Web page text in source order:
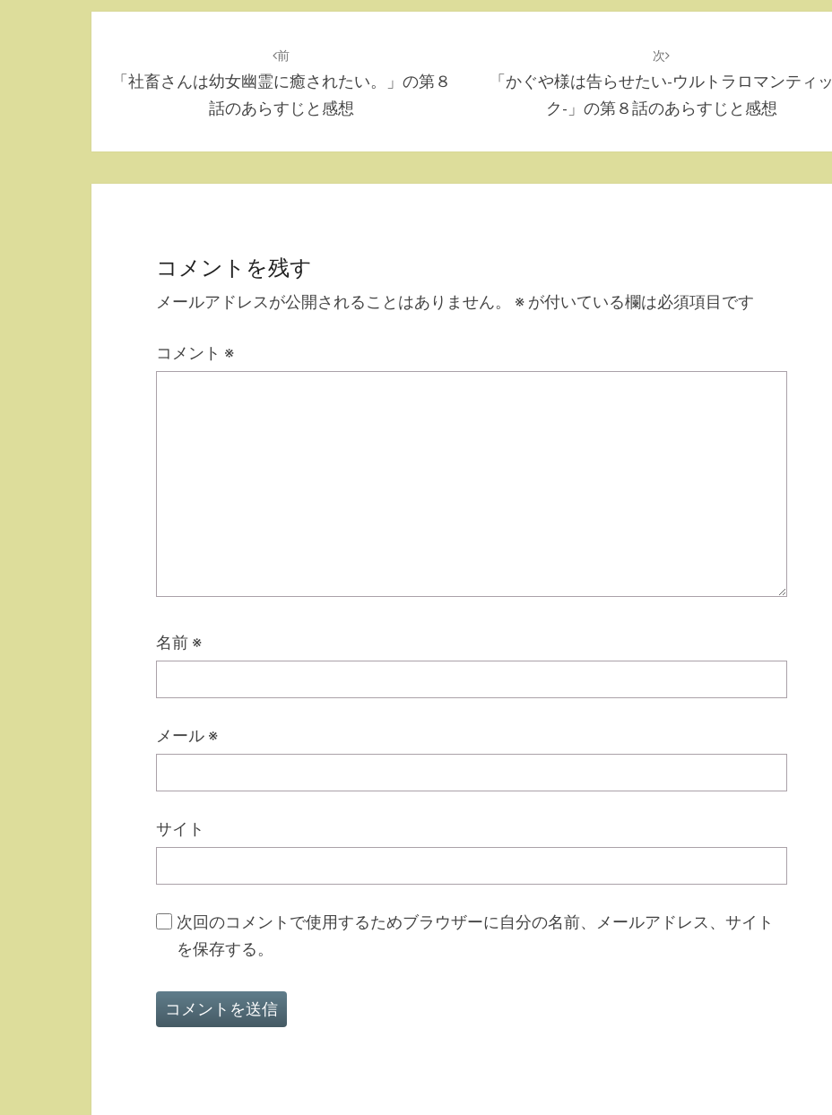
ゲ
ー
前
「社畜さんは幼女幽霊に癒されたい。」の第８
話のあらすじと感想
次
「かぐや様は告らせたい-ウルトラロマンティッ
ク-」の第８話のあらすじと感想
コメントを残す
メールアドレスが公開されることはありません。 ※ が付いている欄は必須項目です
コメント ※
名前 ※
メール ※
サイト
次回のコメントで使用するためブラウザーに自分の名前、メールアドレス、サイト
を保存する。